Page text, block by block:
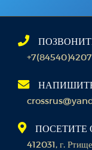
ПОСЕТИТЕ
412031, г.